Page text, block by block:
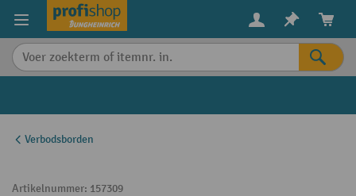
content
Verbodsborden
Artikelnummer: 157309